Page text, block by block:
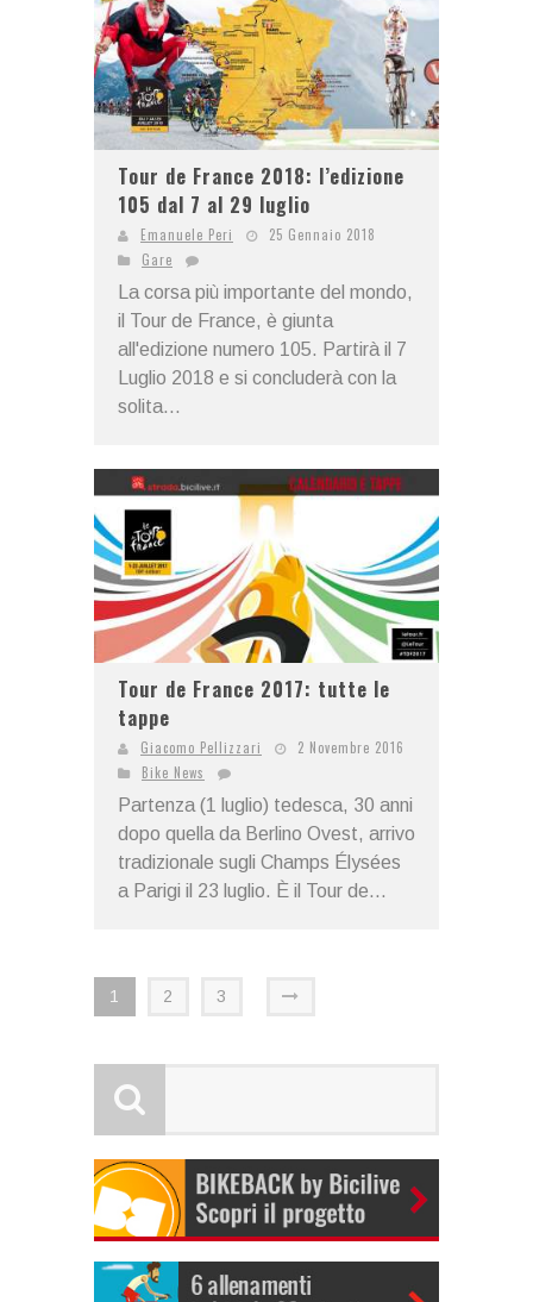
Tour de France 2018: l’edizione
105 dal 7 al 29 luglio
Emanuele Peri
25 Gennaio 2018
Gare
La corsa più importante del mondo,
il Tour de France, è giunta
all'edizione numero 105. Partirà il 7
Luglio 2018 e si concluderà con la
solita...
Tour de France 2017: tutte le
tappe
Giacomo Pellizzari
2 Novembre 2016
Bike News
Partenza (1 luglio) tedesca, 30 anni
dopo quella da Berlino Ovest, arrivo
tradizionale sugli Champs Élysées
a Parigi il 23 luglio. È il Tour de...
1 2 3